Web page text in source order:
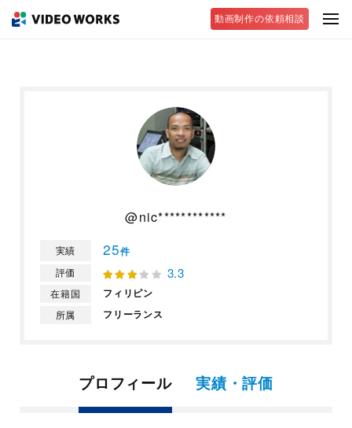
動画制作の依頼相談
@nic************
実績 25件
評価
3.3
在籍国
フィリピン
所属
フリーランス
プロフィール 実績・評価